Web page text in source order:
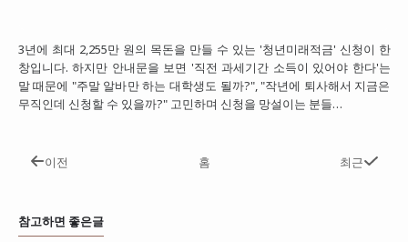
3년에 최대 2,255만 원의 목돈을 만들 수 있는 '청년미래적금' 신청이 한
창입니다. 하지만 안내문을 보면 '직전 과세기간 소득이 있어야 한다'는
말 때문에 "주말 알바만 하는 대학생도 될까?", "작년에 퇴사해서 지금은
무직인데 신청할 수 있을까?" 고민하며 신청을 망설이는 분들…
이전 홈 최근
참고하면 좋은글